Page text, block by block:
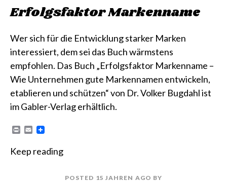
Erfolgsfaktor Markenname
Wer sich für die Entwicklung starker Marken
interessiert, dem sei das Buch wärmstens
empfohlen. Das Buch „Erfolgsfaktor Markenname –
Wie Unternehmen gute Markennamen entwickeln,
etablieren und schützen“ von Dr. Volker Bugdahl ist
im Gabler-Verlag erhältlich.
n
E
i
Keep reading
POSTED 15 JAHREN AGO BY